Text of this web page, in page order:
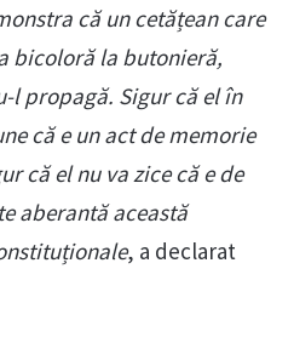
că un cetățean care
bicoloră la butonieră,
l propagă. Sigur că el în
că e un act de memorie
că el nu va zice că e de
aberantă această
, a declarat